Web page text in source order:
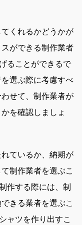
くれるかどうかが
ができる制作業者
ることができるで
選ぶ際に考慮すべ
せて、制作業者が
を確認しましょ
ているか、納期が
制作業者を選ぶこ
作する際には、制
きる業者を選ぶこ
ャツを作り出すこ